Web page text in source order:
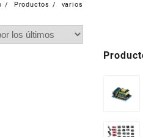
Productos varios